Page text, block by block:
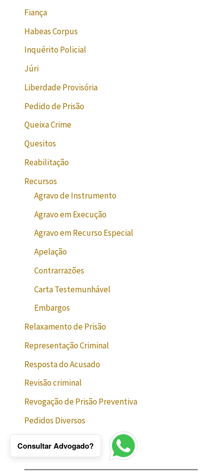
Fiança
Habeas Corpus
Inquérito Policial
Júri
Liberdade Provisória
Pedido de Prisão
Queixa Crime
Quesitos
Reabilitação
Recursos
Agravo de Instrumento
Agravo em Execução
Agravo em Recurso Especial
Apelação
Contrarrazões
Carta Testemunhável
Embargos
Relaxamento de Prisão
Representação Criminal
Resposta do Acusado
Revisão criminal
Revogação de Prisão Preventiva
Pedidos Diversos
Consultar Advogado?